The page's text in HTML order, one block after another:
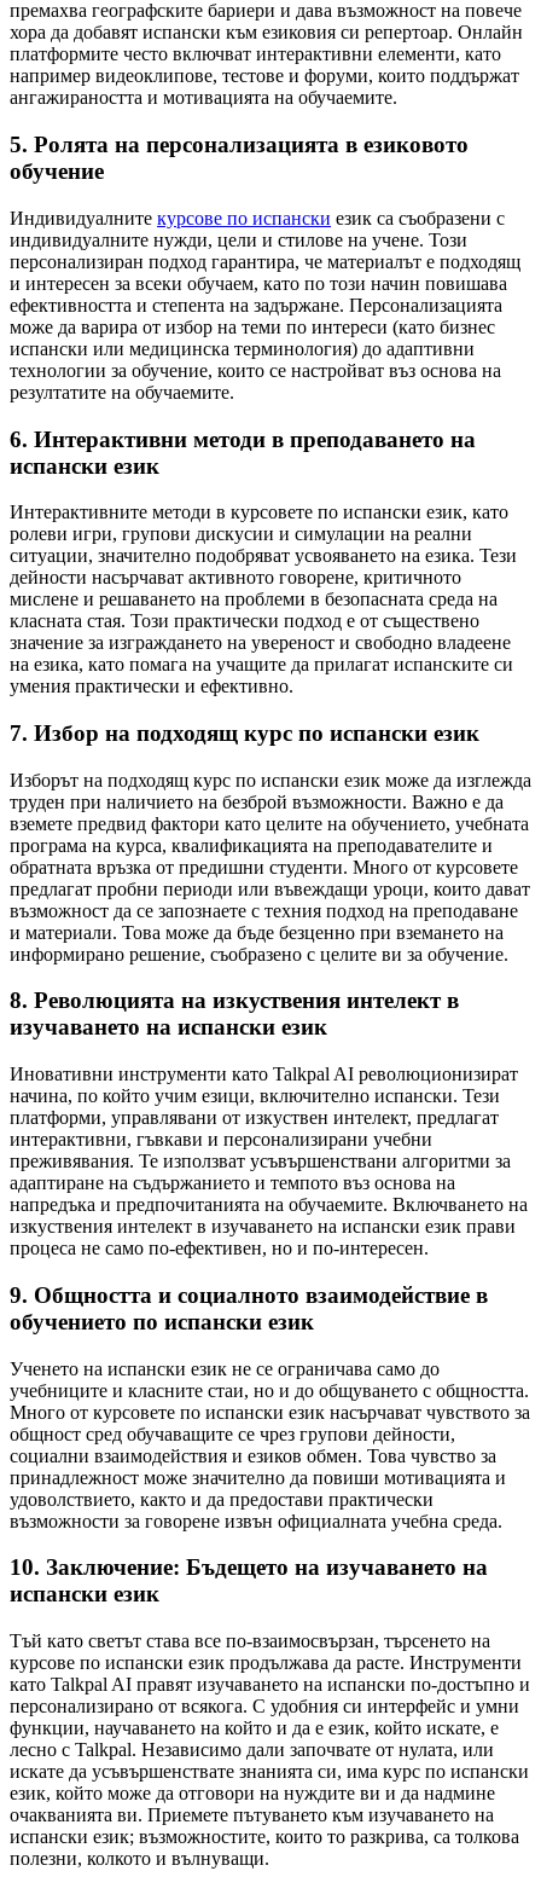
премахва географските бариери и дава възможност на повече
хора да добавят испански към езиковия си репертоар. Онлайн
платформите често включват интерактивни елементи, като
например видеоклипове, тестове и форуми, които поддържат
ангажираността и мотивацията на обучаемите.
5. Ролята на персонализацията в езиковото
обучение
Индивидуалните курсове по испански език са съобразени с
индивидуалните нужди, цели и стилове на учене. Този
персонализиран подход гарантира, че материалът е подходящ
и интересен за всеки обучаем, като по този начин повишава
ефективността и степента на задържане. Персонализацията
може да варира от избор на теми по интереси (като бизнес
испански или медицинска терминология) до адаптивни
технологии за обучение, които се настройват въз основа на
резултатите на обучаемите.
6. Интерактивни методи в преподаването на
испански език
Интерактивните методи в курсовете по испански език, като
ролеви игри, групови дискусии и симулации на реални
ситуации, значително подобряват усвояването на езика. Тези
дейности насърчават активното говорене, критичното
мислене и решаването на проблеми в безопасната среда на
класната стая. Този практически подход е от съществено
значение за изграждането на увереност и свободно владеене
на езика, като помага на учащите да прилагат испанските си
умения практически и ефективно.
7. Избор на подходящ курс по испански език
Изборът на подходящ курс по испански език може да изглежда
труден при наличието на безброй възможности. Важно е да
вземете предвид фактори като целите на обучението, учебната
програма на курса, квалификацията на преподавателите и
обратната връзка от предишни студенти. Много от курсовете
предлагат пробни периоди или въвеждащи уроци, които дават
възможност да се запознаете с техния подход на преподаване
и материали. Това може да бъде безценно при вземането на
информирано решение, съобразено с целите ви за обучение.
8. Революцията на изкуствения интелект в
изучаването на испански език
Иновативни инструменти като Talkpal AI революционизират
начина, по който учим езици, включително испански. Тези
платформи, управлявани от изкуствен интелект, предлагат
интерактивни, гъвкави и персонализирани учебни
преживявания. Те използват усъвършенствани алгоритми за
адаптиране на съдържанието и темпото въз основа на
напредъка и предпочитанията на обучаемите. Включването на
изкуствения интелект в изучаването на испански език прави
процеса не само по-ефективен, но и по-интересен.
9. Общността и социалното взаимодействие в
обучението по испански език
Ученето на испански език не се ограничава само до
учебниците и класните стаи, но и до общуването с общността.
Много от курсовете по испански език насърчават чувството за
общност сред обучаващите се чрез групови дейности,
социални взаимодействия и езиков обмен. Това чувство за
принадлежност може значително да повиши мотивацията и
удоволствието, както и да предостави практически
възможности за говорене извън официалната учебна среда.
10. Заключение: Бъдещето на изучаването на
испански език
Тъй като светът става все по-взаимосвързан, търсенето на
курсове по испански език продължава да расте. Инструменти
като Talkpal AI правят изучаването на испански по-достъпно и
персонализирано от всякога. С удобния си интерфейс и умни
функции, научаването на който и да е език, който искате, е
лесно с Talkpal. Независимо дали започвате от нулата, или
искате да усъвършенствате знанията си, има курс по испански
език, който може да отговори на нуждите ви и да надмине
очакванията ви. Приемете пътуването към изучаването на
испански език; възможностите, които то разкрива, са толкова
полезни, колкото и вълнуващи.